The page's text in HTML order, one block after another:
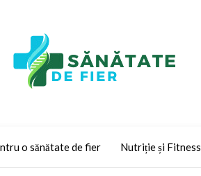
o sănătate de fier Nutriție și Fitness